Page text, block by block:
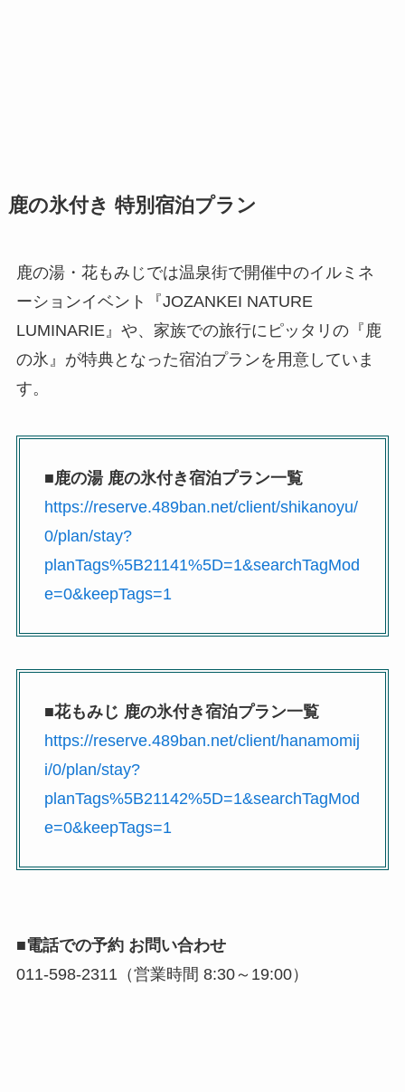
鹿の氷付き 特別宿泊プラン
鹿の湯・花もみじでは温泉街で開催中のイルミネ
ーションイベント『JOZANKEI NATURE
LUMINARIE』や、家族での旅行にピッタリの『鹿
の氷』が特典となった宿泊プランを用意していま
す。
■鹿の湯 鹿の氷付き宿泊プラン一覧
https://reserve.489ban.net/client/shikanoyu/
0/plan/stay?
planTags%5B21141%5D=1&searchTagMod
e=0&keepTags=1
■花もみじ 鹿の氷付き宿泊プラン一覧
https://reserve.489ban.net/client/hanamomij
i/0/plan/stay?
planTags%5B21142%5D=1&searchTagMod
e=0&keepTags=1
■電話での予約 お問い合わせ
011-598-2311（営業時間 8:30～19:00）